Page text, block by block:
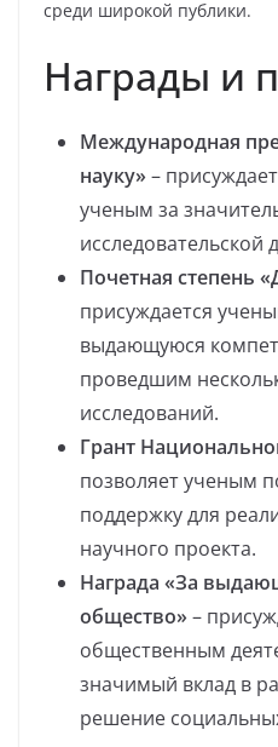
среди широкой публики.
Награды и
Международная
науку»–
ученым за
исследовательской
Почетная степень
присуждается
выдающуюся
проведшим
исследований.
Грант
позволяет ученым
поддержку для
научного проекта.
Награда «За
общество»–
общественным
значимый вклад в
решение